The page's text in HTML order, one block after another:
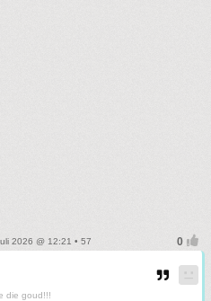
2026 @ 12:21 • 57
die goud!!!